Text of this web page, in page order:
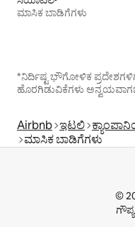
ಮಾಸಿಕ ಬಾಡಿಗೆಗಳು
*ನಿರ್ದಿಷ್ಟ ಭೌಗೋಳಿಕ ಪ್ರದೇಶಗಳಿಗೆ
ಹೊರಗಿಡುವಿಕೆಗಳು
Airbnb ಇಟಲಿ
ಮಾಸಿಕ ಬಾಡಿಗೆಗಳು
©